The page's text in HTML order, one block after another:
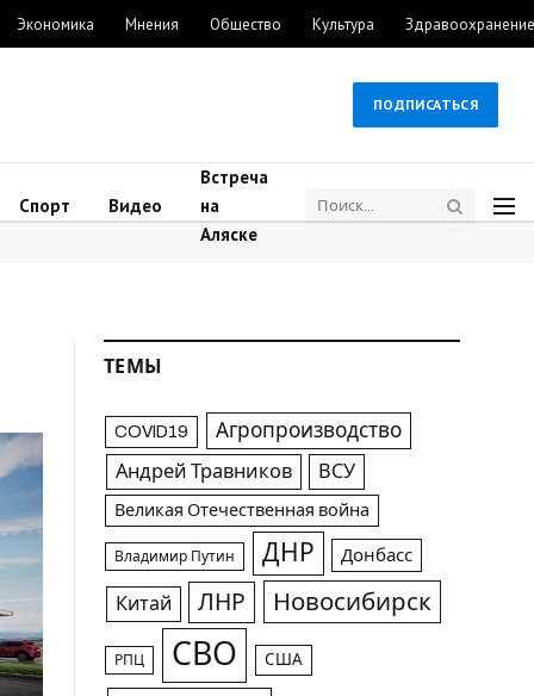
Экономика Мнения Общество Культура Здравоохранение
ПОДПИСАТЬСЯ
Спорт Видео
Встреча
на
Аляске
ТЕМЫ
COVID19 Агропроизводство
Андрей Травников ВСУ
Великая Отечественная война
Владимир Путин ДНР Донбасс
Китай ЛНР Новосибирск
РПЦ СВО США